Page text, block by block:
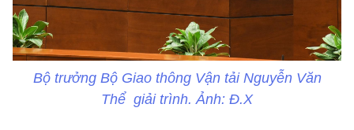
Bộ trưởng Bộ Giao thông Vận tải Nguyễn Văn
Thể giải trình. Ảnh: Đ.X